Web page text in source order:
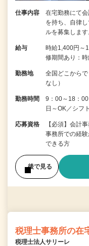
仕事内容
在宅勤務にて
を持ち、自律
ルを募集しま
給与
時給1,400円～
修期間あり：
勤務地
全国どこから
なし）
勤務時間
9：00～18：
日～OK／シフ
応募資格
【必須】会計
事務所での経
できる方
後で見る
税理士事務所の在
税理士法人サリーレ